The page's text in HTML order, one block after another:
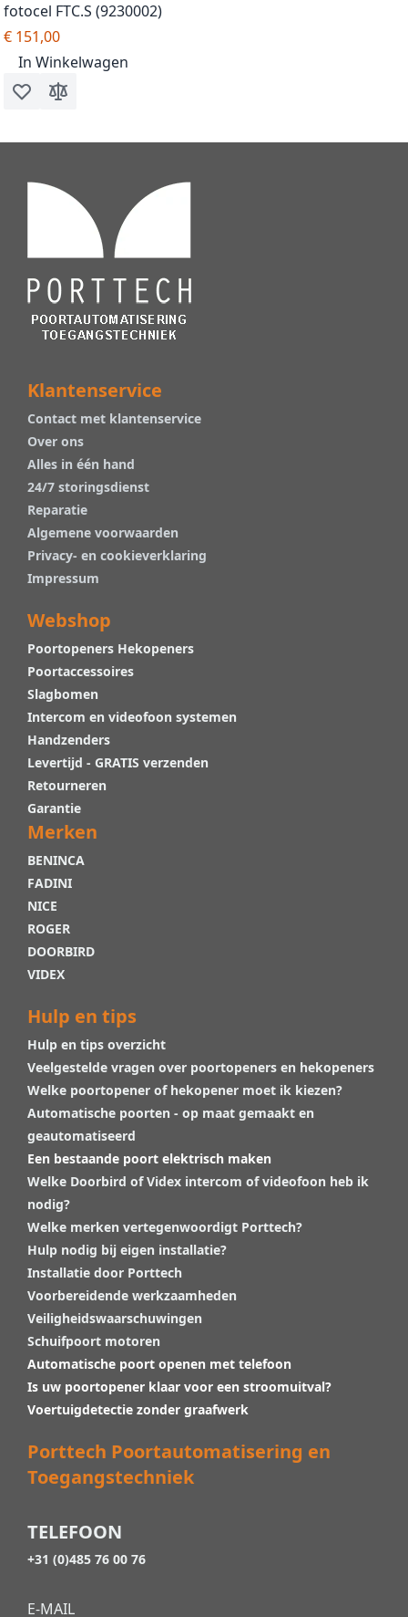
fotocel FTC.S (9230002)
€ 151,00
In Winkelwagen
Voeg toe aan verlanglijst
Toevoegen om te vergelijken
Klantenservice
Contact met klantenservice
Over ons
Alles in één hand
24/7 storingsdienst
Reparatie
Algemene voorwaarden
Privacy- en cookieverklaring
Impressum
Webshop
Poortopeners Hekopeners
Poortaccessoires
Slagbomen
Intercom en videofoon systemen
Handzenders
Levertijd - GRATIS verzenden
Retourneren
Garantie
Merken
BENINCA
FADINI
NICE
ROGER
DOORBIRD
VIDEX
Hulp en tips
Hulp en tips overzicht
Veelgestelde vragen over poortopeners en hekopeners
Welke poortopener of hekopener moet ik kiezen?
Automatische poorten - op maat gemaakt en
geautomatiseerd
Een bestaande poort elektrisch maken
Welke Doorbird of Videx intercom of videofoon heb ik
nodig?
Welke merken vertegenwoordigt Porttech?
Hulp nodig bij eigen installatie?
Installatie door Porttech
Voorbereidende werkzaamheden
Veiligheidswaarschuwingen
Schuifpoort motoren
Automatische poort openen met telefoon
Is uw poortopener klaar voor een stroomuitval?
Voertuigdetectie zonder graafwerk
Porttech Poortautomatisering en
Toegangstechniek
TELEFOON
+31 (0)485 76 00 76
E-MAIL